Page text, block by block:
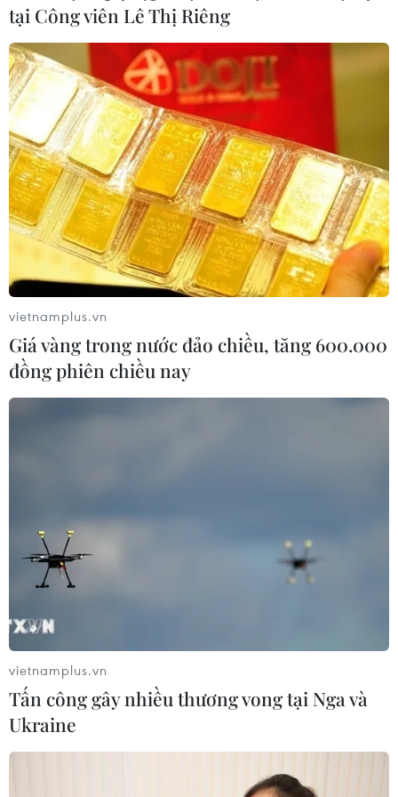
tại Công viên Lê Thị Riêng
vietnamplus.vn
Giá vàng trong nước đảo chiều, tăng 600.000
đồng phiên chiều nay
vietnamplus.vn
Tấn công gây nhiều thương vong tại Nga và
Ukraine